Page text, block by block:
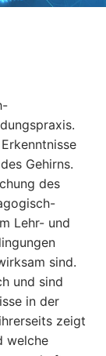
Gehirns.
des
Lehr- und
sind.
und sind
in der
zeigt
welche